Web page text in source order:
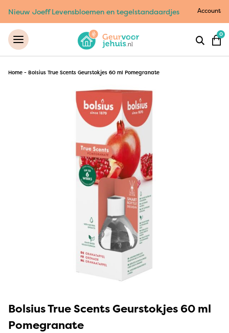
Nieuw Joeff Levensbloemen en tegelstandaardjes Account
0
Home - Bolsius True Scents Geurstokjes 60 ml Pomegranate
Bolsius True Scents Geurstokjes 60 ml
Pomegranate